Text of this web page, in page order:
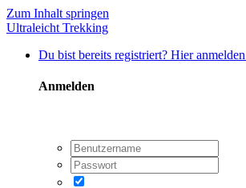
Zum Inhalt springen
Ultraleicht Trekking
Du bist bereits registriert? Hier anmelden
Anmelden